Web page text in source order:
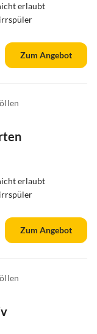
erlaubt
Zum Angebot
erlaubt
Zum Angebot